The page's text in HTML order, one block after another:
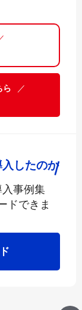
ら ／
したのか
事例集
ドできま